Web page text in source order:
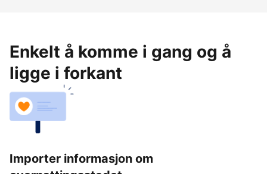
Enkelt å komme i gang og å
ligge i forkant
Importer informasjon om